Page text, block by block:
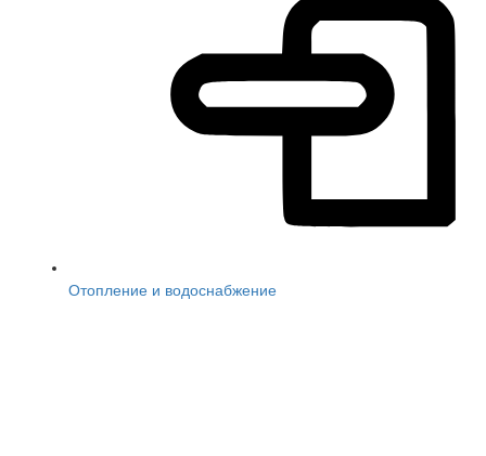
Отопление и водоснабжение